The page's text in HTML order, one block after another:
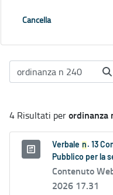
Cancella
4 Risultati perordinanza
Verbale n . 13
Pubblico per la
Contenuto
2026 17.31